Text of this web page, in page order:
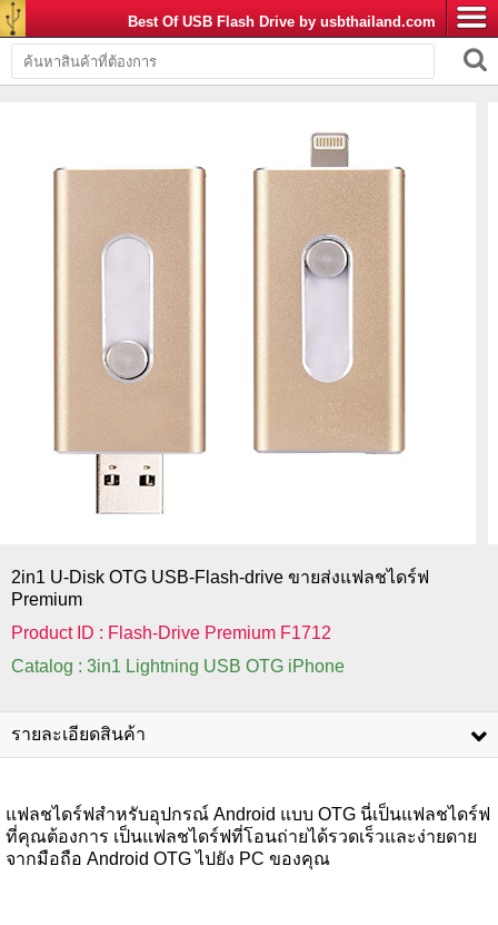
Best Of USB Flash Drive by usbthailand.com
2in1 U-Disk OTG USB-Flash-drive ขายส่งแฟลชไดร์ฟ
Premium
Product ID : Flash-Drive Premium F1712
Catalog : 3in1 Lightning USB OTG iPhone
รายละเอียดสินค้า
แฟลชไดร์ฟสำหรับอุปกรณ์ Android แบบ OTG นี่เป็นแฟลชไดร์ฟ
ที่คุณต้องการ เป็นแฟลชไดร์ฟที่โอนถ่ายได้รวดเร็วและง่ายดาย
จากมือถือ Android OTG ไปยัง PC ของคุณ